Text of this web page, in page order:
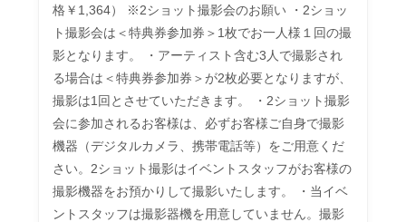
格￥1,364） ※2ショット撮影会のお願い ・2ショッ
ト撮影会は＜特典券参加券＞1枚でお一人様１回の撮
影となります。 ・アーティスト含む3人で撮影され
る場合は＜特典券参加券＞が2枚必要となりますが、
撮影は1回とさせていただきます。 ・2ショット撮影
会に参加されるお客様は、必ずお客様ご自身で撮影
機器（デジタルカメラ、携帯電話等）をご用意くだ
さい。2ショット撮影はイベントスタッフがお客様の
撮影機器をお預かりして撮影いたします。 ・当イベ
ントスタッフは撮影器機を用意していません。撮影